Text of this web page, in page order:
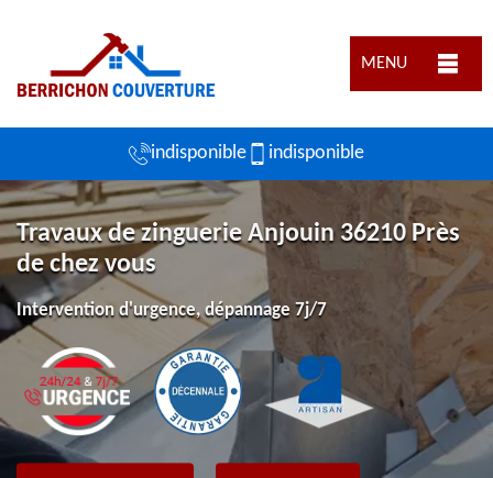
MENU
indisponible indisponible
Travaux de zinguerie Anjouin 36210 Près
de chez vous
Intervention d'urgence, dépannage 7j/7